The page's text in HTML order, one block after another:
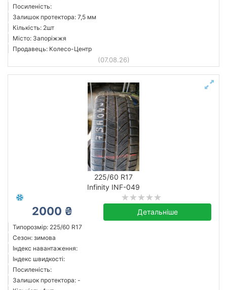
Посиленість:
Залишок протектора: 7,5 мм
Кількість: 2шт
Місто: Запоріжжя
Продавець: Колесо-Центр
(07.08.26)
225/60 R17
Infinity INF-049
2000 ₴ Детальніше
Типорозмір: 225/60 R17
Сезон: зимова
Індекс навантаження:
Індекс швидкості:
Посиленість:
Залишок протектора: -